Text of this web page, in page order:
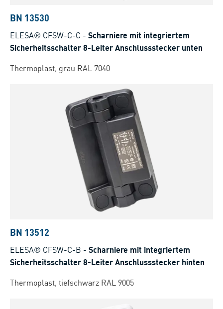
BN 13530
ELESA® CFSW-C-C - Scharniere mit integriertem
Sicherheitsschalter 8-Leiter Anschlussstecker unten
Thermoplast, grau RAL 7040
BN 13512
ELESA® CFSW-C-B - Scharniere mit integriertem
Sicherheitsschalter 8-Leiter Anschlussstecker hinten
Thermoplast, tiefschwarz RAL 9005